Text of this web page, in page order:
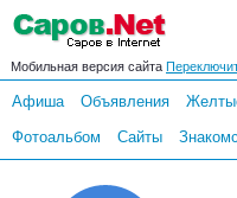
Мобильная версия сайта
Афиша Объявления
Фотоальбом
Сайты